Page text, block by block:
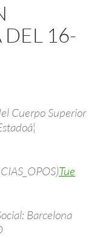
DEL 16-
Cuerpo Superior
Tue
Barcelona